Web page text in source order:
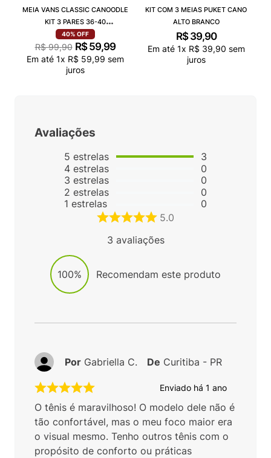
MEIA VANS CLASSIC CANOODLE
KIT 3 PARES 36-40
VN000QCAJU4
40% OFF
R$ 99,90 R$ 59,99
Em até 1x R$ 59,99 sem
juros
KIT COM 3 MEIAS PUKET CANO
ALTO BRANCO
R$ 39,90
Em até 1x R$ 39,90 sem
juros
Avaliações
5 estrelas
4 estrelas
3 estrelas
2 estrelas
1 estrelas
3
0
0
0
0
5.0
3 avaliações
100% Recomendam este produto
Enviado há 1 ano
O tênis é maravilhoso! O modelo dele não é
tão confortável, mas o meu foco maior era
o visual mesmo. Tenho outros tênis com o
propósito de conforto ou práticas
Por Gabriella C. De Curitiba - PR